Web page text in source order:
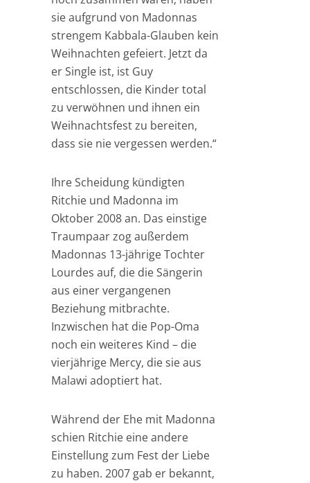
sie aufgrund von Madonnas
strengem Kabbala-Glauben kein
Weihnachten gefeiert. Jetzt da
er Single ist, ist Guy
entschlossen, die Kinder total
zu verwöhnen und ihnen ein
Weihnachtsfest zu bereiten,
dass sie nie vergessen werden.“
Ihre Scheidung kündigten
Ritchie und Madonna im
Oktober 2008 an. Das einstige
Traumpaar zog außerdem
Madonnas 13-jährige Tochter
Lourdes auf, die die Sängerin
aus einer vergangenen
Beziehung mitbrachte.
Inzwischen hat die Pop-Oma
noch ein weiteres Kind – die
vierjährige Mercy, die sie aus
Malawi adoptiert hat.
Während der Ehe mit Madonna
schien Ritchie eine andere
Einstellung zum Fest der Liebe
zu haben. 2007 gab er bekannt,